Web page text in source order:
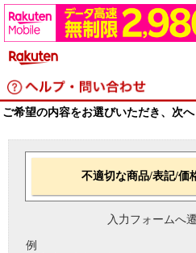
ご希望の内容をお選びいただき、次へ
不適切な商品/表記/価
入力フォームへ
例